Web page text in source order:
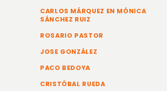
CARLOS MÁRQUEZ EN MÓNICA
SÁNCHEZ RUIZ
ROSARIO PASTOR
JOSE GONZÁLEZ
PACO BEDOYA
CRISTÓBAL RUEDA